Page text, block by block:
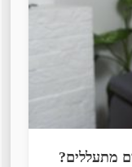
מתעללים?